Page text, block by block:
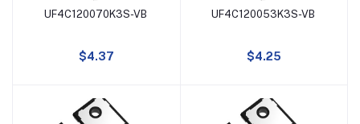
TO247-4L 7A
添加到购物车
UF4C120070K3S-VB
$4.37
添加到购物车
UF4C120053K3S-VB
$4.25